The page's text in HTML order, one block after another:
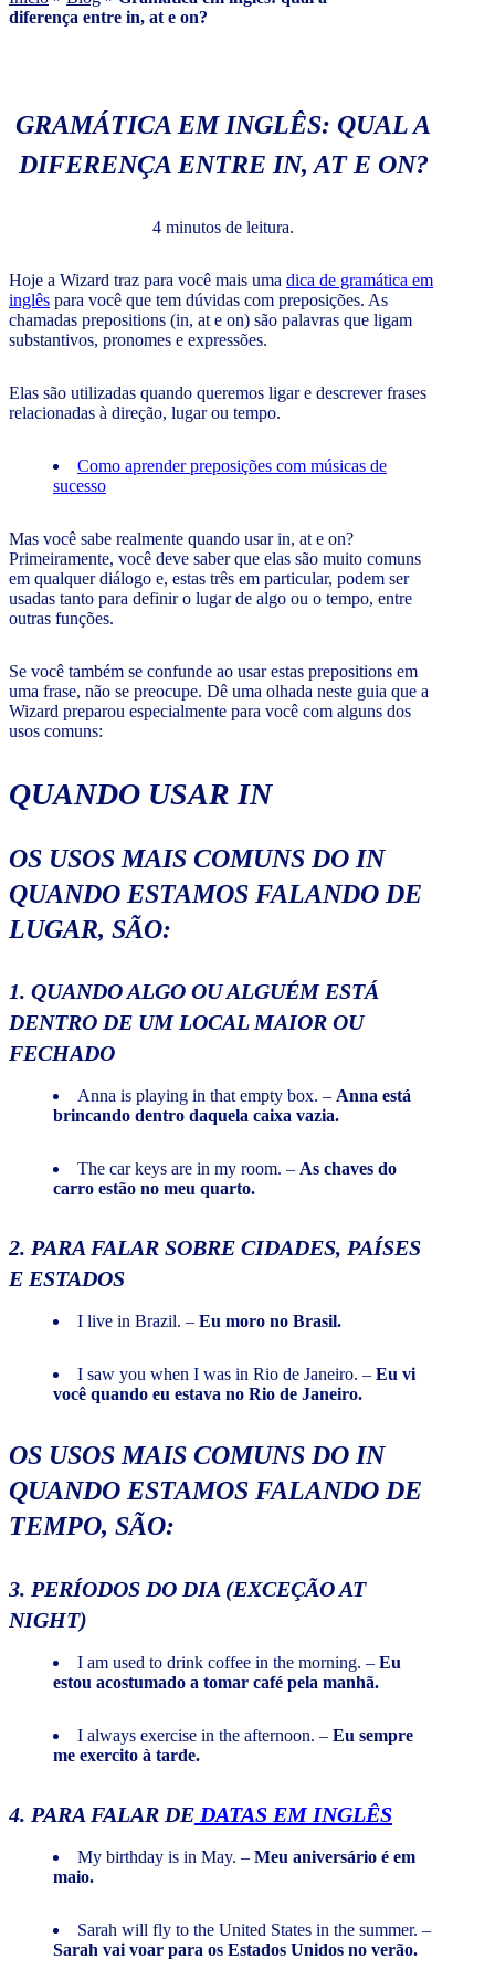
diferença entre in, at e on?
GRAMÁTICA EM INGLÊS: QUAL A
DIFERENÇA ENTRE IN, AT E ON?
4 minutos de leitura.
Hoje a Wizard traz para você mais uma dica de gramática em
inglês para você que tem dúvidas com preposições. As
chamadas prepositions (in, at e on) são palavras que ligam
substantivos, pronomes e expressões.
Elas são utilizadas quando queremos ligar e descrever frases
relacionadas à direção, lugar ou tempo.
Como aprender preposições com músicas de
sucesso
Mas você sabe realmente quando usar in, at e on?
Primeiramente, você deve saber que elas são muito comuns
em qualquer diálogo e, estas três em particular, podem ser
usadas tanto para definir o lugar de algo ou o tempo, entre
outras funções.
Se você também se confunde ao usar estas prepositions em
uma frase, não se preocupe. Dê uma olhada neste guia que a
Wizard preparou especialmente para você com alguns dos
usos comuns:
QUANDO USAR IN
OS USOS MAIS COMUNS DO IN
QUANDO ESTAMOS FALANDO DE
LUGAR, SÃO:
1. QUANDO ALGO OU ALGUÉM ESTÁ
DENTRO DE UM LOCAL MAIOR OU
FECHADO
Anna is playing in that empty box. – Anna está
brincando dentro daquela caixa vazia.
The car keys are in my room. – As chaves do
carro estão no meu quarto.
2. PARA FALAR SOBRE CIDADES, PAÍSES
E ESTADOS
I live in Brazil. – Eu moro no Brasil.
I saw you when I was in Rio de Janeiro. – Eu vi
você quando eu estava no Rio de Janeiro.
OS USOS MAIS COMUNS DO IN
QUANDO ESTAMOS FALANDO DE
TEMPO, SÃO:
3. PERÍODOS DO DIA (EXCEÇÃO AT
NIGHT)
I am used to drink coffee in the morning. – Eu
estou acostumado a tomar café pela manhã.
I always exercise in the afternoon. – Eu sempre
me exercito à tarde.
4. PARA FALAR DE DATAS EM INGLÊS
My birthday is in May. – Meu aniversário é em
maio.
Sarah will fly to the United States in the summer. –
Sarah vai voar para os Estados Unidos no verão.